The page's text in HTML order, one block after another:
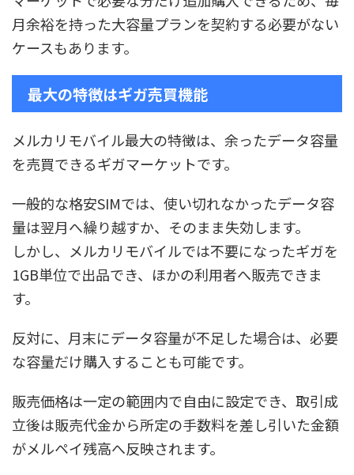
月余裕を持った大容量プランを契約する必要がない
ケースもあります。
最大の特徴はギガ売買機能
メルカリモバイル最大の特徴は、余ったデータ容量
を売買できるギガマーケットです。
一般的な格安SIMでは、使い切れなかったデータ容
量は翌月へ繰り越すか、そのまま失効します。
しかし、メルカリモバイルでは不要になったギガを
1GB単位で出品でき、ほかの利用者へ販売できま
す。
反対に、月末にデータ容量が不足した場合は、必要
な容量だけ購入することも可能です。
販売価格は一定の範囲内で自由に設定でき、取引成
立後は販売代金から所定の手数料を差し引いた金額
がメルペイ残高へ反映されます。